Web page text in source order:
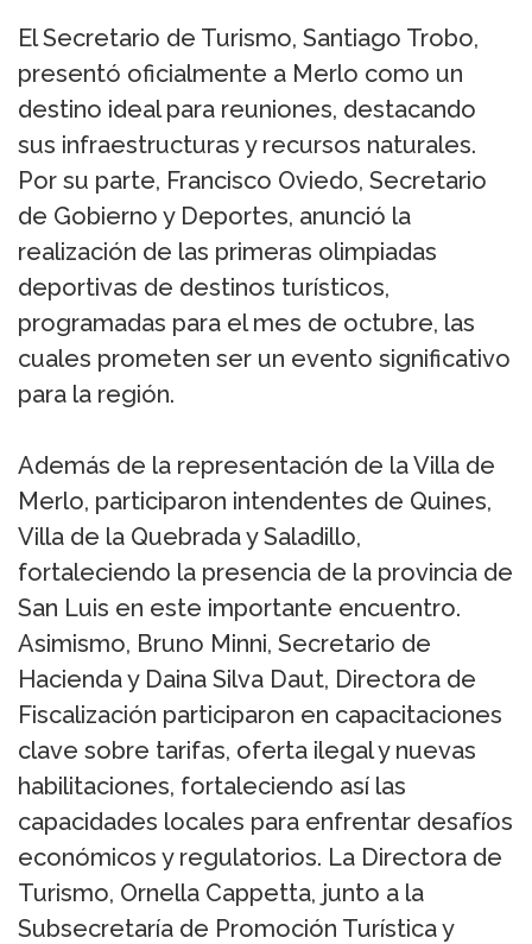
El Secretario de Turismo, Santiago Trobo,
presentó oficialmente a Merlo como un
destino ideal para reuniones, destacando
sus infraestructuras y recursos naturales.
Por su parte, Francisco Oviedo, Secretario
de Gobierno y Deportes, anunció la
realización de las primeras olimpiadas
deportivas de destinos turísticos,
programadas para el mes de octubre, las
cuales prometen ser un evento significativo
para la región.
Además de la representación de la Villa de
Merlo, participaron intendentes de Quines,
Villa de la Quebrada y Saladillo,
fortaleciendo la presencia de la provincia de
San Luis en este importante encuentro.
Asimismo, Bruno Minni, Secretario de
Hacienda y Daina Silva Daut, Directora de
Fiscalización participaron en capacitaciones
clave sobre tarifas, oferta ilegal y nuevas
habilitaciones, fortaleciendo así las
capacidades locales para enfrentar desafíos
económicos y regulatorios. La Directora de
Turismo, Ornella Cappetta, junto a la
Subsecretaría de Promoción Turística y